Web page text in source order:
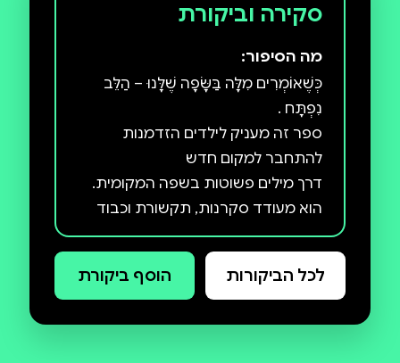
סקירה וביקורת
מה הסיפור:
כְּשֶׁאוֹמְרִים מִלָּה בַּשָּׂפָה שֶׁלָּנוּ – הַלֵּב
ספר זה מעניק לילדים הזדמנות
הוא מעודד סקרנות, תקשורת וכבוד
מתנה מושלמת לדרך!
לכל הביקורות הוסף ביקורת